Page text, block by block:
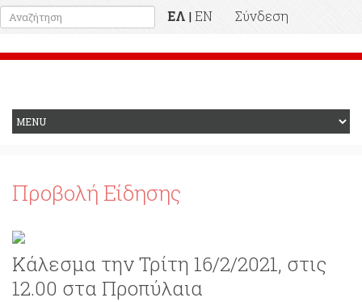
ΕΛ | EN
Σύνδεση
Προβολή Είδησης
Κάλεσμα την Τρίτη 16/2/2021, στις
12.00 στα Προπύλαια